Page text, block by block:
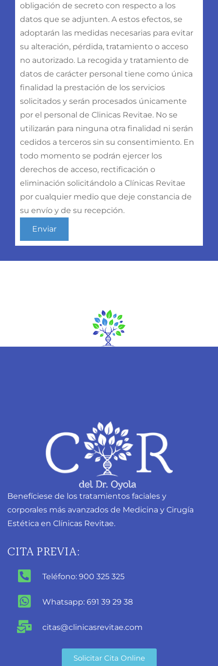
obligación de secreto con respecto a los
datos que se adjunten. A estos efectos, se
adoptarán las medidas necesarias para evitar
su alteración, pérdida, tratamiento o acceso
no autorizado. La recogida y tratamiento de
datos de carácter personal tiene como única
finalidad la prestación de los servicios
solicitados y serán procesados únicamente
por el personal de Clinicas Revitae. No se
utilizarán para ninguna otra finalidad ni serán
cedidos a terceros sin su consentimiento. En
todo momento se podrán ejercer los
derechos de acceso, rectificación o
eliminación solicitándolo a Clínicas Revitae
por cualquier medio que deje constancia de
su envío y de su recepción.
Benefíciese de los tratamientos faciales y
corporales más avanzados de Medicina y Cirugía
Estética en Clínicas Revitae.
CITA PREVIA:
Teléfono: 900 325 325
Whatsapp: 691 39 29 38
citas@clinicasrevitae.com
Solicitar Cita Online